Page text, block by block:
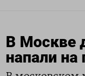
В Москве
напали на